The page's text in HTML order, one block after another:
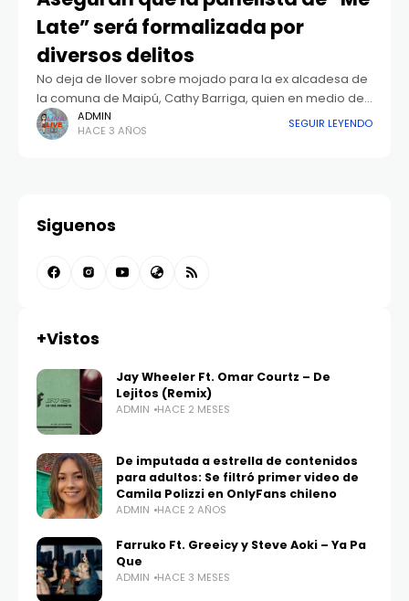
Late” será formalizada por
diversos delitos
No deja de llover sobre mojado para la ex alcadesa de
la comuna de Maipú, Cathy Barriga, quien en medio de
las causas judiciales que la complican actualmente,
deberá pasar
ADMIN
HACE 3 AÑOS
SEGUIR LEYENDO
Siguenos
+Vistos
Jay Wheeler Ft. Omar Courtz – De
Lejitos (Remix)
ADMIN HACE 2 MESES
De imputada a estrella de contenidos
para adultos: Se filtró primer video de
Camila Polizzi en OnlyFans chileno
ADMIN HACE 2 AÑOS
Farruko Ft. Greeicy y Steve Aoki – Ya Pa
Que
ADMIN HACE 3 MESES